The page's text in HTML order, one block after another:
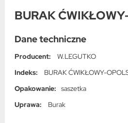
BURAK
Dane techniczne
Producent:
W.LEGUTKO
Indeks:
BURAK ĆWIKŁOWY-
Opakowanie:
saszetka
Uprawa:
Burak